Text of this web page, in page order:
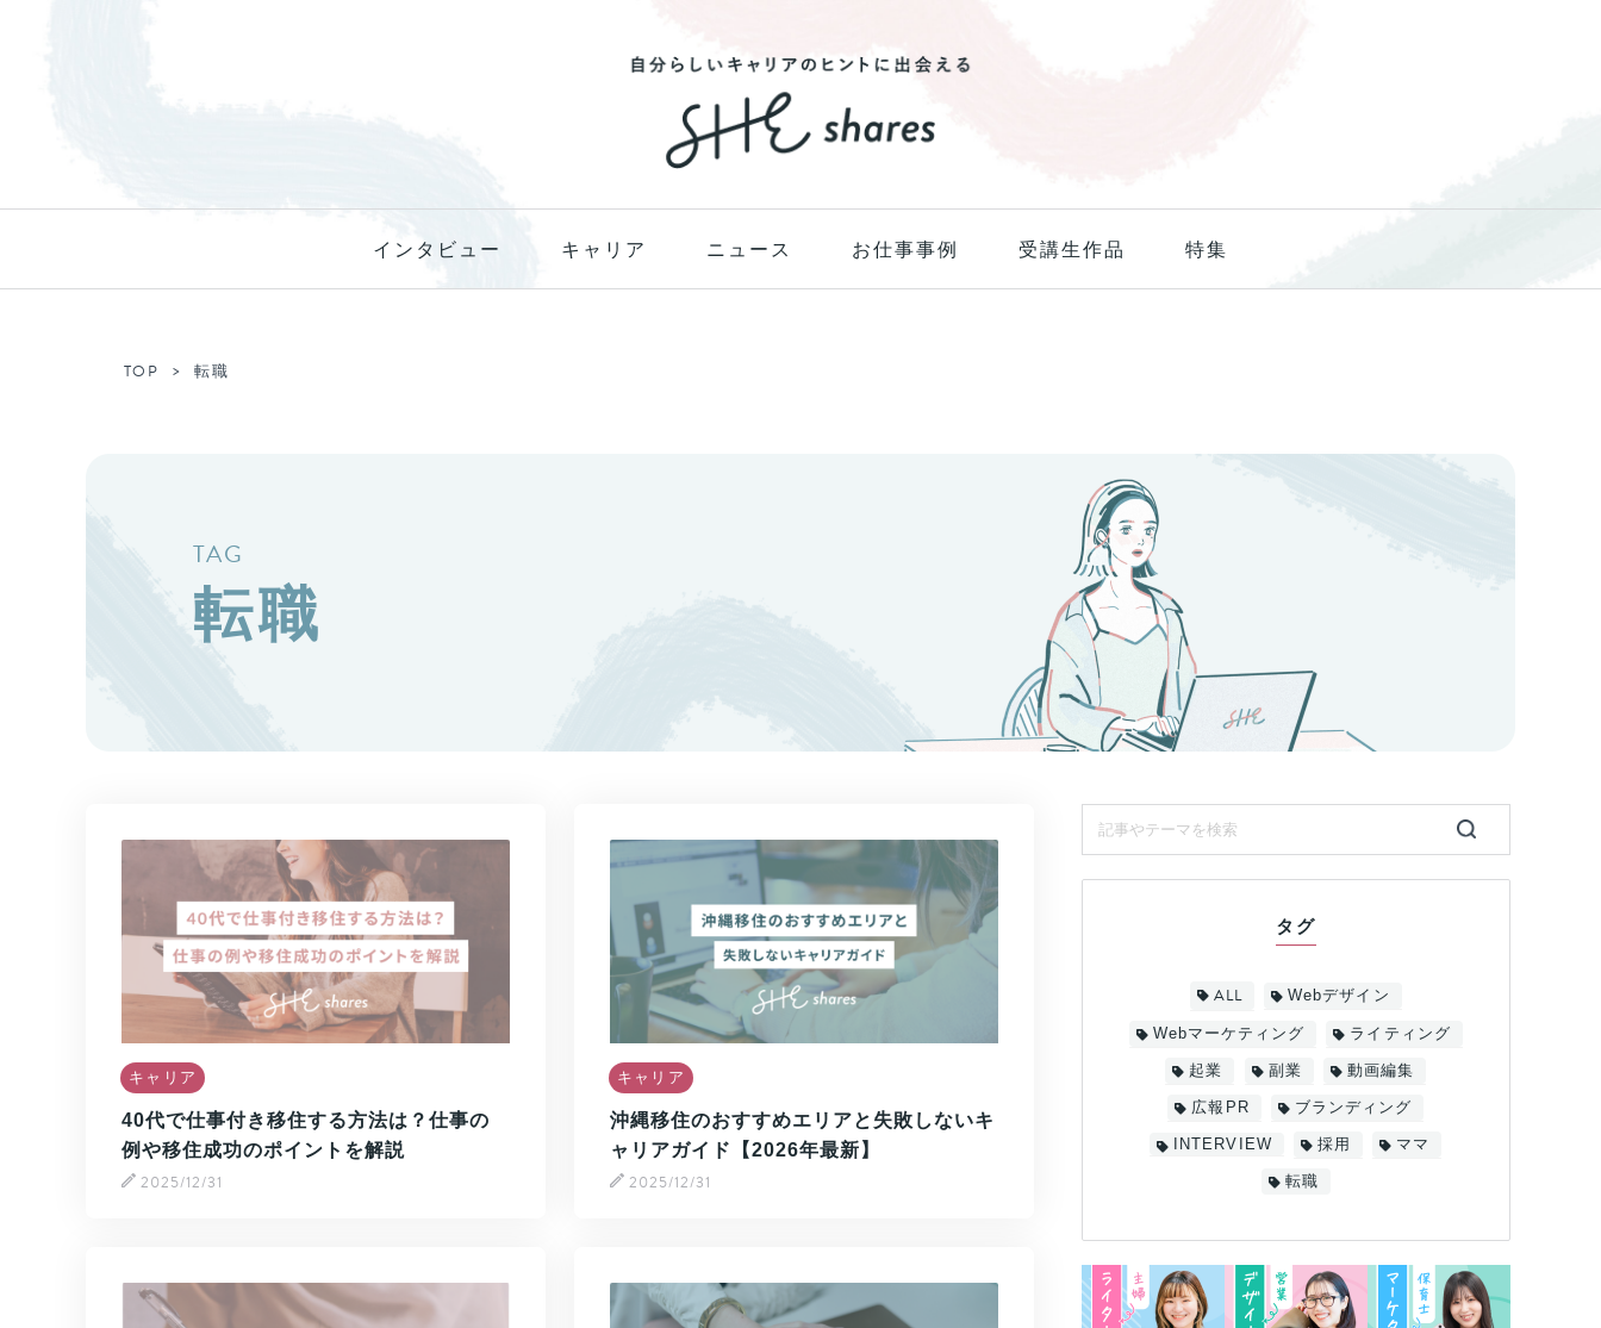
インタビュー キャリア ニュース お仕事事例 受講生作品 特集
TOP 転職
TAG
転職
キャリア
40代で仕事付き移住する方法は？仕事の
例や移住成功のポイントを解説
2025/12/31
キャリア
沖縄移住のおすすめエリアと失敗しないキ
ャリアガイド【2026年最新】
2025/12/31
タグ
ALL Webデザイン
Webマーケティング ライティング
起業 副業 動画編集
広報PR ブランディング
INTERVIEW 採用 ママ
転職